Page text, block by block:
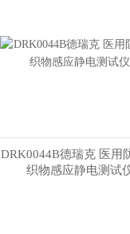
DRK0044B德瑞克 医用
织物感应静电测试